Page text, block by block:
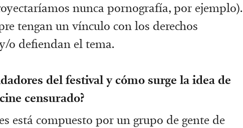
nunca pornografía, por ejemplo).
tengan un vínculo con los derechos
o defiendan el tema.
del festival y cómo surge la idea de
censurado?
está compuesto por un grupo de gente de